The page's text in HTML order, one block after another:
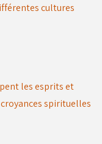
cultures
les esprits et
spirituelles